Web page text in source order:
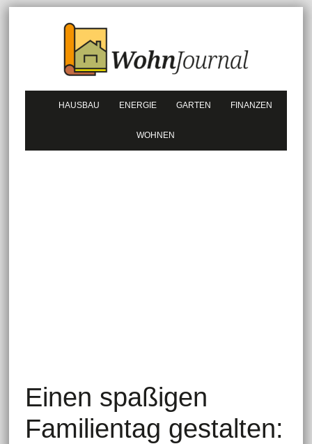
HAUSBAU ENERGIE GARTEN FINANZEN
WOHNEN
Einen spaßigen
Familientag gestalten: